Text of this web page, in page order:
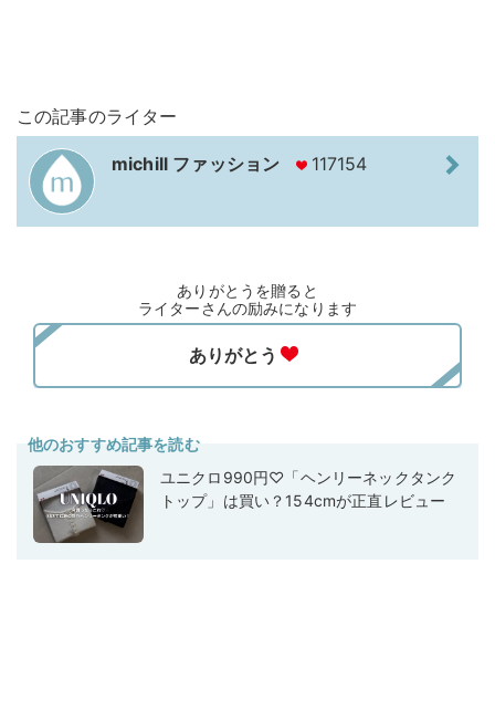
この記事のライター
michill ファッション 117154
ありがとうを贈ると
ライターさんの励みになります
他のおすすめ記事を読む
ユニクロ990円♡「ヘンリーネックタンク
トップ」は買い？154cmが正直レビュー